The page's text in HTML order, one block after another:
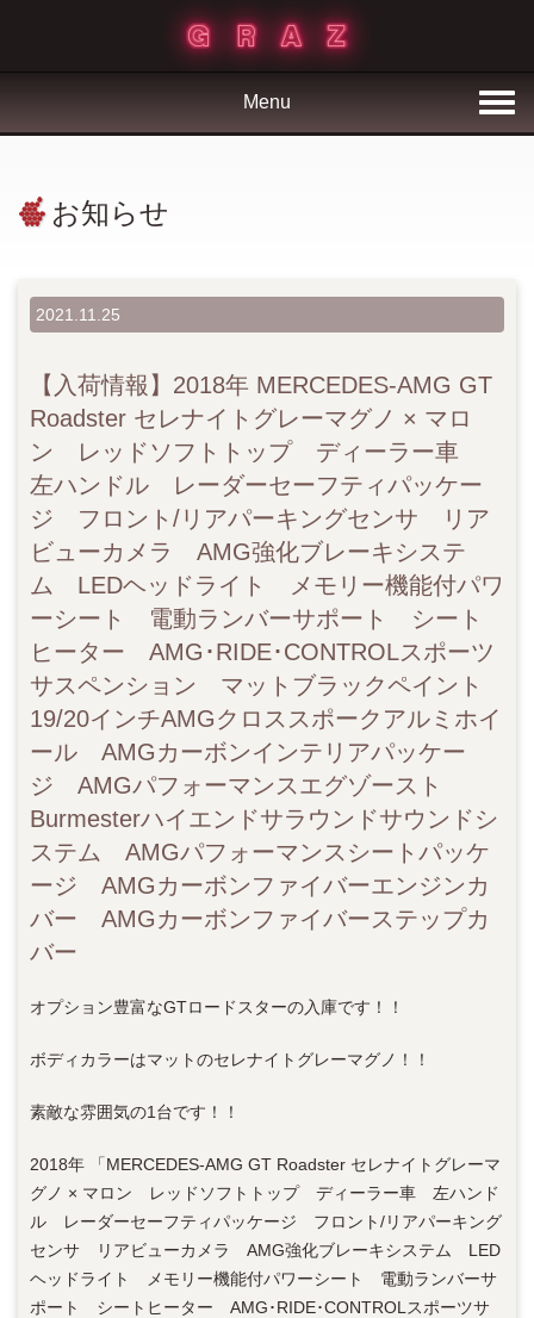
Menu
お知らせ
2021.11.25
【入荷情報】2018年 MERCEDES-AMG GT
Roadster セレナイトグレーマグノ × マロ
ン レッドソフトトップ ディーラー車
左ハンドル レーダーセーフティパッケー
ジ フロント/リアパーキングセンサ リア
ビューカメラ AMG強化ブレーキシステ
ム LEDヘッドライト メモリー機能付パワ
ーシート 電動ランバーサポート シート
ヒーター AMG･RIDE･CONTROLスポーツ
サスペンション マットブラックペイント
19/20インチAMGクロススポークアルミホイ
ール AMGカーボンインテリアパッケー
ジ AMGパフォーマンスエグゾースト
Burmesterハイエンドサラウンドサウンドシ
ステム AMGパフォーマンスシートパッケ
ージ AMGカーボンファイバーエンジンカ
バー AMGカーボンファイバーステップカ
バー
オプション豊富なGTロードスターの入庫です！！
ボディカラーはマットのセレナイトグレーマグノ！！
素敵な雰囲気の1台です！！
2018年 「MERCEDES-AMG GT Roadster セレナイトグレーマ
グノ × マロン レッドソフトトップ ディーラー車 左ハンド
ル レーダーセーフティパッケージ フロント/リアパーキング
センサ リアビューカメラ AMG強化ブレーキシステム LED
ヘッドライト メモリー機能付パワーシート 電動ランバーサ
ポート シートヒーター AMG･RIDE･CONTROLスポーツサ